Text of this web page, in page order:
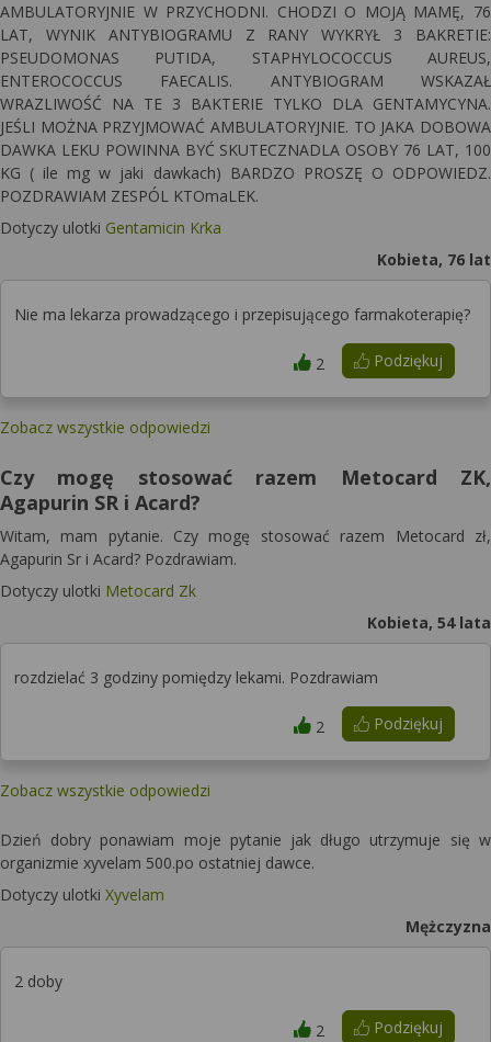
AMBULATORYJNIE W PRZYCHODNI. CHODZI O MOJĄ MAMĘ, 76
LAT, WYNIK ANTYBIOGRAMU Z RANY WYKRYŁ 3 BAKRETIE:
PSEUDOMONAS PUTIDA, STAPHYLOCOCCUS AUREUS,
ENTEROCOCCUS FAECALIS. ANTYBIOGRAM WSKAZAŁ
WRAZLIWOŚĆ NA TE 3 BAKTERIE TYLKO DLA GENTAMYCYNA.
JEŚLI MOŻNA PRZYJMOWAĆ AMBULATORYJNIE. TO JAKA DOBOWA
DAWKA LEKU POWINNA BYĆ SKUTECZNADLA OSOBY 76 LAT, 100
KG ( ile mg w jaki dawkach) BARDZO PROSZĘ O ODPOWIEDZ.
POZDRAWIAM ZESPÓL KTOmaLEK.
Dotyczy ulotki Gentamicin Krka
Kobieta, 76 lat
Nie ma lekarza prowadzącego i przepisującego farmakoterapię?
Podziękuj
2
Zobacz wszystkie odpowiedzi
Czy mogę stosować razem Metocard ZK,
Agapurin SR i Acard?
Witam, mam pytanie. Czy mogę stosować razem Metocard zł,
Agapurin Sr i Acard? Pozdrawiam.
Dotyczy ulotki Metocard Zk
Kobieta, 54 lata
rozdzielać 3 godziny pomiędzy lekami. Pozdrawiam
Podziękuj
2
Zobacz wszystkie odpowiedzi
Dzień dobry ponawiam moje pytanie jak długo utrzymuje się w
organizmie xyvelam 500.po ostatniej dawce.
Dotyczy ulotki Xyvelam
Mężczyzna
2 doby
Podziękuj
2